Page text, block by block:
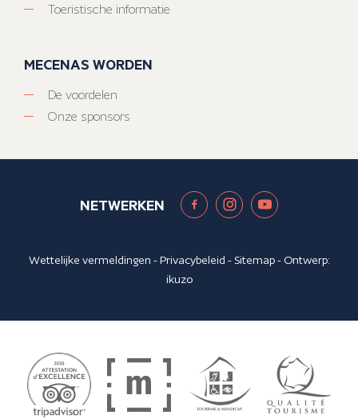
Toeristische informatie
MECENAS WORDEN
De voordelen
Onze sponsors
NETWERKEN
Wettelijke vermeldingen -Privacybeleid - Sitemap- Ontwerp:
ikuzo